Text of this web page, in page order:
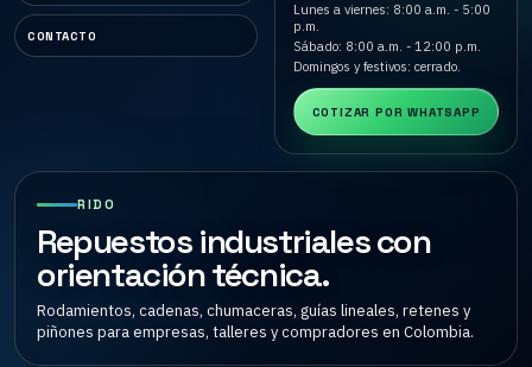
RIDO
Repuestos industriales con
orientación técnica.
Rodamientos, cadenas, chumaceras, guías lineales, retenes y
piñones para empresas, talleres y compradores en Colombia.
CONTACTO
Lunes a viernes: 8:00 a.m. - 5:00
p.m.
Sábado: 8:00 a.m. - 12:00 p.m.
Domingos y festivos: cerrado.
COTIZAR POR WHATSAPP